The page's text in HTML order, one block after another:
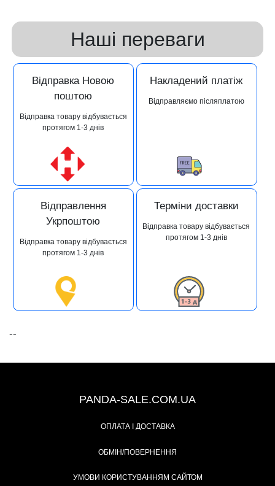
Наші переваги
Відправка Новою
поштою
Відправка товару відбувається
протягом 1-3 днів
Накладений платіж
Відправляємо післяплатою
Відправлення
Укрпоштою
Відправка товару відбувається
протягом 1-3 днів
Терміни доставки
Відправка товару відбувається
протягом 1-3 днів
--
PANDA-SALE.COM.UA
ОПЛАТА І ДОСТАВКА
ОБМІН/ПОВЕРНЕННЯ
УМОВИ КОРИСТУВАННЯМ САЙТОМ